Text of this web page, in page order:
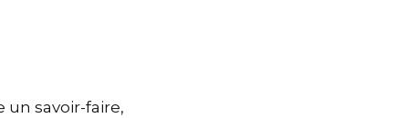
savoir-faire,